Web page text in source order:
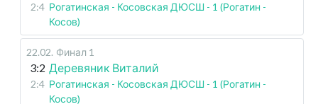
2:4 Рогатинская - Косовская ДЮСШ - 1 (Рогатин -
Косов)
22.02. Финал 1
3:2 Деревяник Виталий
2:4 Рогатинская - Косовская ДЮСШ - 1 (Рогатин -
Косов)